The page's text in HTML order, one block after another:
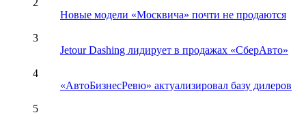
Новые модели «Москвича» почти не продаются
3
Jetour Dashing лидирует в продажах «СберАвто»
4
«АвтоБизнесРевю» актуализировал базу дилеров
5